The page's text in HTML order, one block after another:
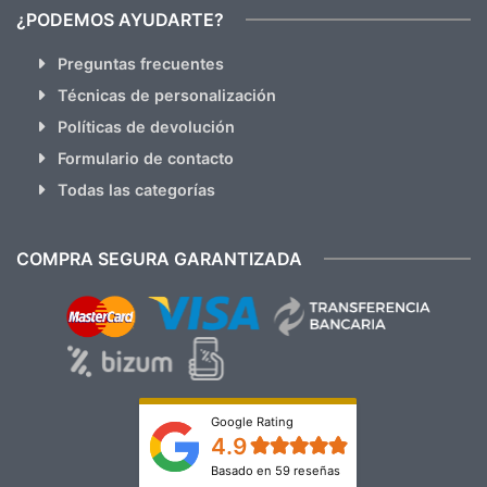
¿PODEMOS AYUDARTE?
Preguntas frecuentes
Técnicas de personalización
Políticas de devolución
Formulario de contacto
Todas las categorías
COMPRA SEGURA GARANTIZADA
Google Rating
4.9
Basado en 59 reseñas